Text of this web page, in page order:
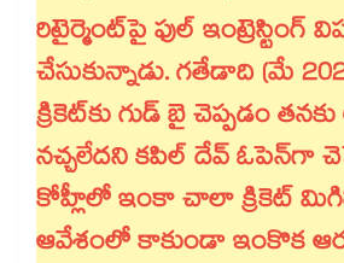
రిటైర్మెంట్‌పై ఫుల్
చేసుకున్నాడు. గతేడాది (మే
క్రికెట్‌కు గుడ్ బై చెప్పడం తనకు
నచ్చలేదని కపిల్ దేవ్ ఓపెన్‌గా
కోహ్లీలో ఇంకా చాలా క్రికెట్
ఆవేశంలో కాకుండా ఇంకొక